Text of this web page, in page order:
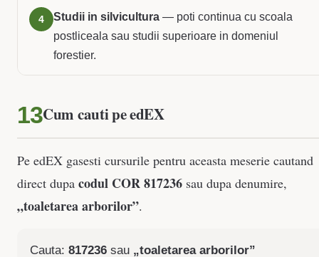
4 Studii in silvicultura — poti continua cu scoala
postliceala sau studii superioare in domeniul
forestier.
Cum cauti pe edEX
Pe edEX gasesti cursurile pentru aceasta meserie cautand
direct dupa codul COR 817236 sau dupa denumire,
„toaletarea arborilor”.
Cauta: 817236 sau „toaletarea arborilor”